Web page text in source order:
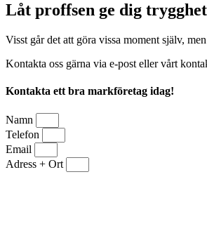
Låt proffsen ge dig trygghet
Visst går det att göra vissa moment själv,
Kontakta oss gärna via e-post eller vårt
Kontakta ett bra markföretag idag!
Namn
Telefon
Email
Adress + Ort